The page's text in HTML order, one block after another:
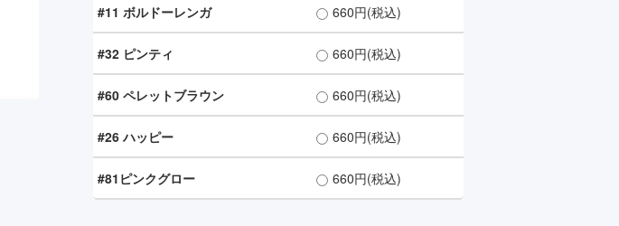
#11 ボルドーレンガ 660円(税込)
#32 ピンティ 660円(税込)
#60 ペレットブラウン 660円(税込)
#26 ハッピー 660円(税込)
#81ピンクグロー 660円(税込)